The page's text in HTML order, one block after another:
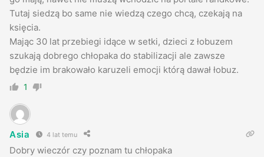
Tutaj siedzą bo same nie wiedzą czego chcą, czekają na
księcia.
Mając 30 lat przebiegi idące w setki, dzieci z łobuzem
szukają dobrego chłopaka do stabilizacji ale zawsze
będzie im brakowało karuzeli emocji którą dawał łobuz.
1
Asia 4 lat temu
Dobry wieczór czy poznam tu chłopaka